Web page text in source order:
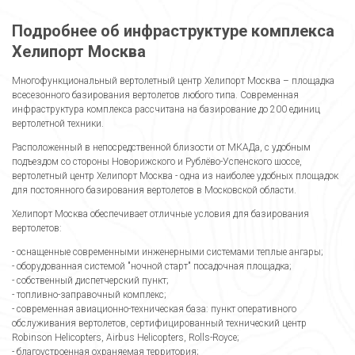
Подробнее об инфраструктуре комплекса
Хелипорт Москва
Многофункциональный вертолетный центр Хелипорт Москва – площадка
всесезонного базирования вертолетов любого типа. Современная
инфраструктура комплекса рассчитана на базирование до 200 единиц
вертолетной техники.
Расположенный в непосредственной близости от МКАДа, с удобным
подъездом со стороны Новорижского и Рублёво-Успенского шоссе,
вертолетный центр Хелипорт Москва - одна из наиболее удобных площадок
для постоянного базирования вертолетов в Московской области.
Хелипорт Москва обеспечивает отличные условия для базирования
вертолетов:
- оснащенные современными инженерными системами теплые ангары;
- оборудованная системой "ночной старт" посадочная площадка;
- собственный диспетчерский пункт;
- топливно-заправочный комплекс;
- современная авиационно-техническая база: пункт оперативного
обслуживания вертолетов, сертифицированный технический центр
Robinson Helicopters, Airbus Helicopters, Rolls-Royce;
- благоустроенная охраняемая территория;